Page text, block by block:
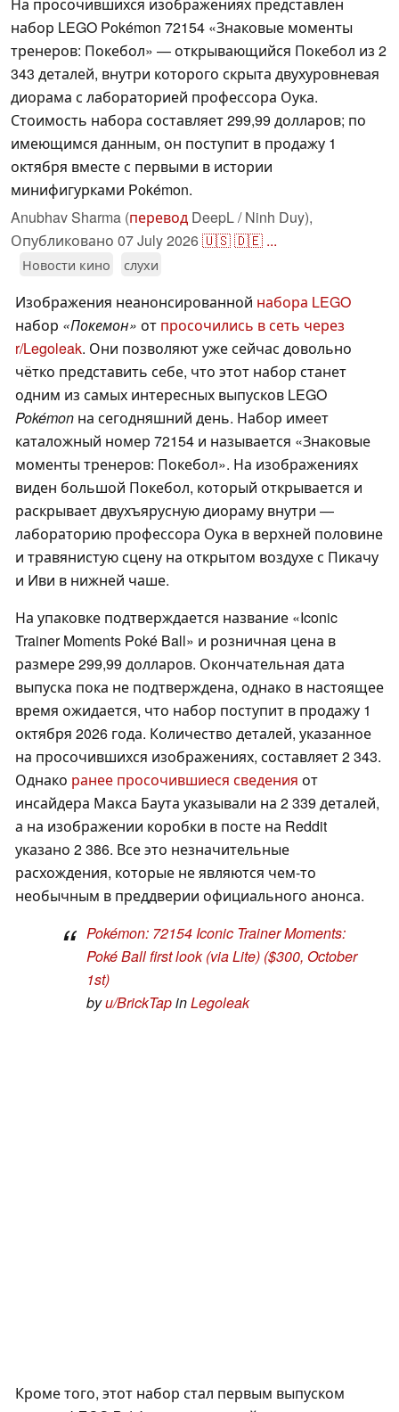
набор LEGO Pokémon 72154 «Знаковые моменты
тренеров: Покебол» — открывающийся Покебол из 2
343 деталей, внутри которого скрыта двухуровневая
диорама с лабораторией профессора Оука.
Стоимость набора составляет 299,99 долларов; по
имеющимся данным, он поступит в продажу 1
октября вместе с первыми в истории
минифигурками Pokémon.
Anubhav Sharma (перевод DeepL / Ninh Duy),
Опубликовано 07 July 2026🇺🇸🇩🇪 ...
Новости кино слухи
Изображения неанонсированной набора LEGO
набор «Покемон» от просочились в сеть через
r/Legoleak. Они позволяют уже сейчас довольно
чётко представить себе, что этот набор станет
одним из самых интересных выпусков LEGO
Pokémon на сегодняшний день. Набор имеет
каталожный номер 72154 и называется «Знаковые
моменты тренеров: Покебол». На изображениях
виден большой Покебол, который открывается и
раскрывает двухъярусную диораму внутри —
лабораторию профессора Оука в верхней половине
и травянистую сцену на открытом воздухе с Пикачу
и Иви в нижней чаше.
На упаковке подтверждается название «Iconic
Trainer Moments Poké Ball» и розничная цена в
размере 299,99 долларов. Окончательная дата
выпуска пока не подтверждена, однако в настоящее
время ожидается, что набор поступит в продажу 1
октября 2026 года. Количество деталей, указанное
на просочившихся изображениях, составляет 2 343.
Однако ранее просочившиеся сведения от
инсайдера Макса Баута указывали на 2 339 деталей,
а на изображении коробки в посте на Reddit
указано 2 386. Все это незначительные
расхождения, которые не являются чем-то
необычным в преддверии официального анонса.
Pokémon: 72154 Iconic Trainer Moments:
Poké Ball first look (via Lite) ($300, October
1st)
byu/BrickTapinLegoleak
Кроме того, этот набор стал первым выпуском